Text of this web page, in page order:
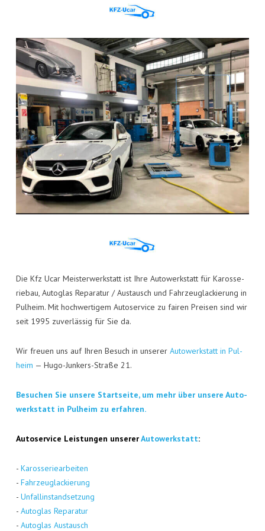
Die Kfz Ucar Meis­ter­werk­statt ist Ihre Auto­werk­statt für Karos­se­
rie­bau, Auto­glas Repa­ra­tur / Aus­tausch und Fahr­zeug­la­ckie­rung in
Pul­heim. Mit hoch­wer­ti­gem Auto­ser­vice zu fai­ren Prei­sen sind wir
seit 1995 zuver­läs­sig für Sie da.
Wir freu­en uns auf Ihren Besuch in unse­rer Auto­werk­statt in Pul­
heim — Hugo-Jun­kers-Stra­ße 21.
Besu­chen Sie unse­re Start­sei­te, um mehr über unse­re Auto­
werk­statt in Pul­heim zu erfahren.
Auto­ser­vice Leis­tun­gen unse­rerAuto­werk­statt:
- Karos­se­rie­ar­bei­ten
- Fahr­zeug­la­ckie­rung
- Unfall­in­stand­set­zung
- Auto­glas Repa­ra­tur
- Auto­glas Aus­tausch